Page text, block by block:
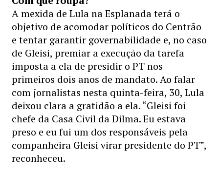
A mexida de Lula na Esplanada terá o
objetivo de acomodar políticos do Centrão
e tentar garantir governabilidade e, no caso
de Gleisi, premiar a execução da tarefa
imposta a ela de presidir o PT nos
primeiros dois anos de mandato. Ao falar
com jornalistas nesta quinta-feira, 30, Lula
deixou clara a gratidão a ela. “Gleisi foi
chefe da Casa Civil da Dilma. Eu estava
preso e eu fui um dos responsáveis pela
companheira Gleisi virar presidente do PT”,
reconheceu.